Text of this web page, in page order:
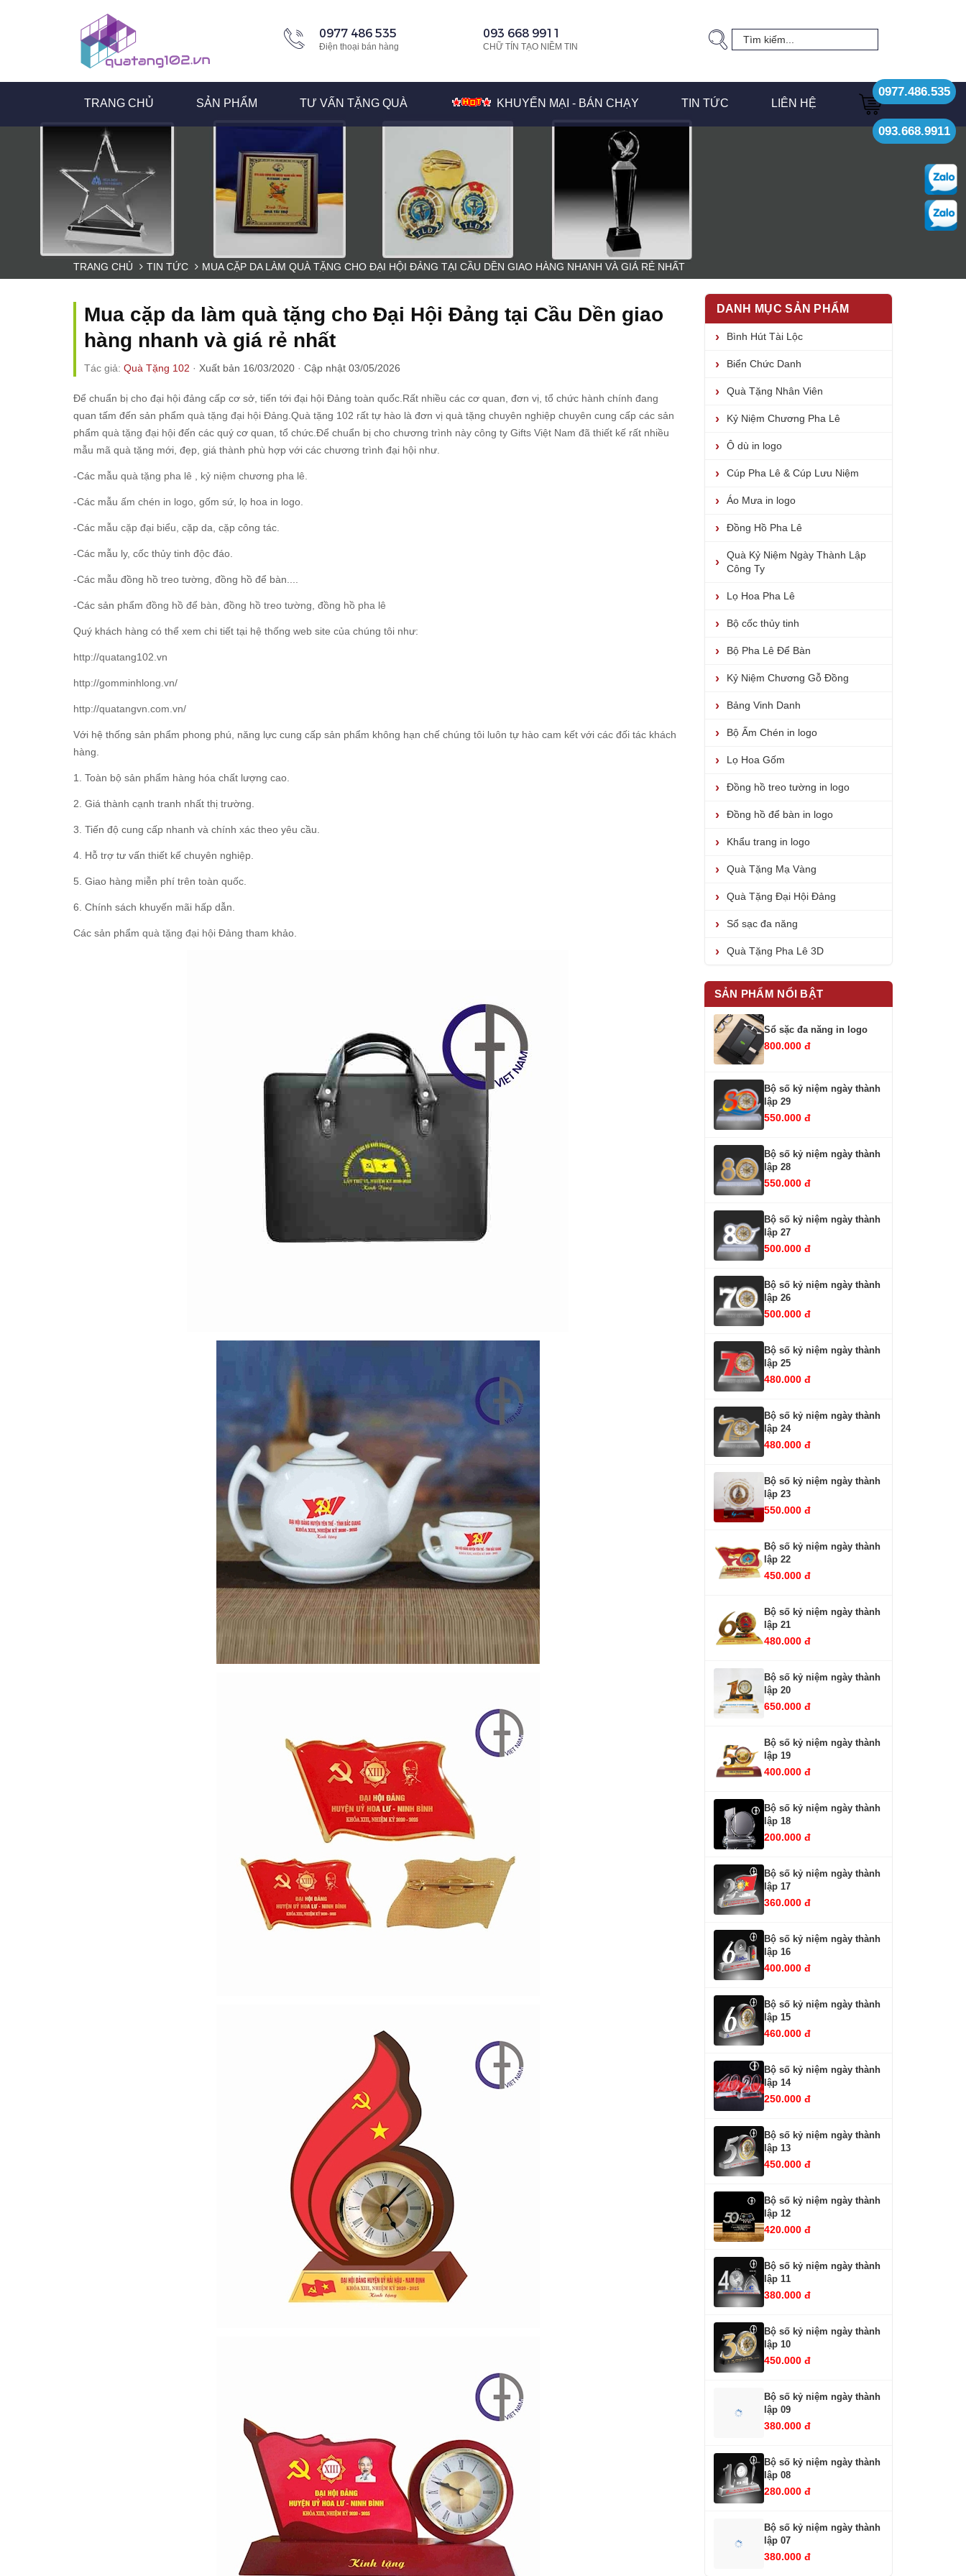
0977 486 535
Điện thoại bán hàng
093 668 9911
CHỮ TÍN TẠO NIỀM TIN
TRANG CHỦ SẢN PHẨM TƯ VẤN TẶNG QUÀ KHUYẾN MẠI - BÁN CHẠY TIN TỨC LIÊN HỆ
0977.486.535
093.668.9911
TRANG CHỦ TIN TỨC MUA CẶP DA LÀM QUÀ TẶNG CHO ĐẠI HỘI ĐẢNG TẠI CẦU DỀN GIAO HÀNG NHANH VÀ GIÁ RẺ NHẤT
Mua cặp da làm quà tặng cho Đại Hội Đảng tại Cầu Dền giao
hàng nhanh và giá rẻ nhất
Tác giả: Quà Tặng 102 · Xuất bản 16/03/2020 · Cập nhật 03/05/2026
Để chuẩn bị cho đại hội đảng cấp cơ sở, tiến tới đại hội Đảng toàn quốc.Rất nhiều các cơ quan, đơn vị, tổ chức hành chính đang
quan tấm đến sản phẩm quà tặng đại hội Đảng .Quà tặng 102 rất tự hào là đơn vị quà tặng chuyên nghiệp chuyên cung cấp các sản
phẩm quà tặng đại hội đến các quý cơ quan, tổ chức.Để chuẩn bị cho chương trình này công ty Gifts Việt Nam đã thiết kế rất nhiều
mẫu mã quà tặng mới, đẹp, giá thành phù hợp với các chương trình đại hội như.
-Các mẫu quà tặng pha lê kỷ niệm chương pha lê.
-Các mẫu ấm chén in logo , gốm sứ, lọ hoa in logo.
-Các mẫu cặp đại biểu , cặp da, cặp công tác.
-Các mẫu ly, cốc thủy tinh độc đáo.
-Các mẫu đồng hồ treo tường, đồng hồ để bàn....
-Các sản phẩm đồng hồ để bàn đồng hồ treo tường đồng hồ pha lê
Quý khách hàng có thể xem chi tiết tại hệ thống web site của chúng tôi như:
http://quatang102.vn
http://gomminhlong.vn/
http://quatangvn.com.vn/
Với hệ thống sản phẩm phong phú, năng lực cung cấp sản phẩm không hạn chế chúng tôi luôn tự hào cam kết với các đối tác khách
hàng.
1. Toàn bộ sản phẩm hàng hóa chất lượng cao.
2. Giá thành cạnh tranh nhất thị trường.
3. Tiến độ cung cấp nhanh và chính xác theo yêu cầu.
4. Hỗ trợ tư vấn thiết kế chuyên nghiệp.
5. Giao hàng miễn phí trên toàn quốc.
6. Chính sách khuyến mãi hấp dẫn.
Các sản phẩm quà tặng đại hội Đảng tham khảo.
DANH MỤC SẢN PHẨM
Bình Hút Tài Lộc
Biển Chức Danh
Quà Tặng Nhân Viên
Kỷ Niệm Chương Pha Lê
Ô dù in logo
Cúp Pha Lê & Cúp Lưu Niệm
Áo Mưa in logo
Đồng Hồ Pha Lê
Quà Kỷ Niệm Ngày Thành Lập
Công Ty
Lọ Hoa Pha Lê
Bộ cốc thủy tinh
Bộ Pha Lê Để Bàn
Kỷ Niệm Chương Gỗ Đồng
Bảng Vinh Danh
Bộ Ấm Chén in logo
Lọ Hoa Gốm
Đồng hồ treo tường in logo
Đồng hồ để bàn in logo
Khẩu trang in logo
Quà Tặng Mạ Vàng
Quà Tặng Đại Hội Đảng
Sổ sạc đa năng
Quà Tặng Pha Lê 3D
SẢN PHẨM NỔI BẬT
Sổ sặc đa năng in logo
800.000 đ
Bộ số kỷ niệm ngày thành
lập 29
550.000 đ
Bộ số kỷ niệm ngày thành
lập 28
550.000 đ
Bộ số kỷ niệm ngày thành
lập 27
500.000 đ
Bộ số kỷ niệm ngày thành
lập 26
500.000 đ
Bộ số kỷ niệm ngày thành
lập 25
480.000 đ
Bộ số kỷ niệm ngày thành
lập 24
480.000 đ
Bộ số kỷ niệm ngày thành
lập 23
550.000 đ
Bộ số kỷ niệm ngày thành
lập 22
450.000 đ
Bộ số kỷ niệm ngày thành
lập 21
480.000 đ
Bộ số kỷ niệm ngày thành
lập 20
650.000 đ
Bộ số kỷ niệm ngày thành
lập 19
400.000 đ
Bộ số kỷ niệm ngày thành
lập 18
200.000 đ
Bộ số kỷ niệm ngày thành
lập 17
360.000 đ
Bộ số kỷ niệm ngày thành
lập 16
400.000 đ
Bộ số kỷ niệm ngày thành
lập 15
460.000 đ
Bộ số kỷ niệm ngày thành
lập 14
250.000 đ
Bộ số kỷ niệm ngày thành
lập 13
450.000 đ
Bộ số kỷ niệm ngày thành
lập 12
420.000 đ
Bộ số kỷ niệm ngày thành
lập 11
380.000 đ
Bộ số kỷ niệm ngày thành
lập 10
450.000 đ
Bộ số kỷ niệm ngày thành
lập 09
380.000 đ
Bộ số kỷ niệm ngày thành
lập 08
280.000 đ
Bộ số kỷ niệm ngày thành
lập 07
380.000 đ